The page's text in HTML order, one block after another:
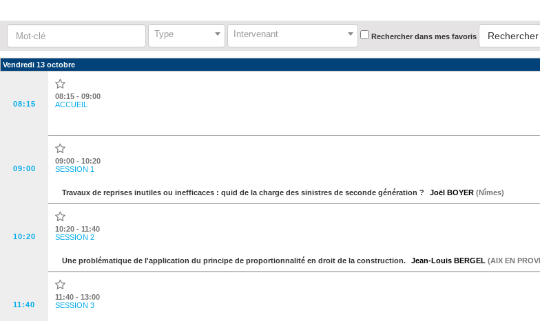
Mot-
:
Type Intervenant Rechercher dans mes favoris Rechercher
Vendredi 13 octobre
08:15
08:15 - 09:00
ACCUEIL
09:00
09:00 - 10:20
SESSION 1
Travaux de reprises inutiles ou inefficaces : quid de la charge des sinistres de seconde génération ? Joël BOYER (Nîmes)
10:20
10:20 - 11:40
SESSION 2
Une problématique de l'application du principe de proportionnalité en droit de la construction. Jean-Louis BERGEL (AIX EN
11:40
11:40 - 13:00
SESSION 3